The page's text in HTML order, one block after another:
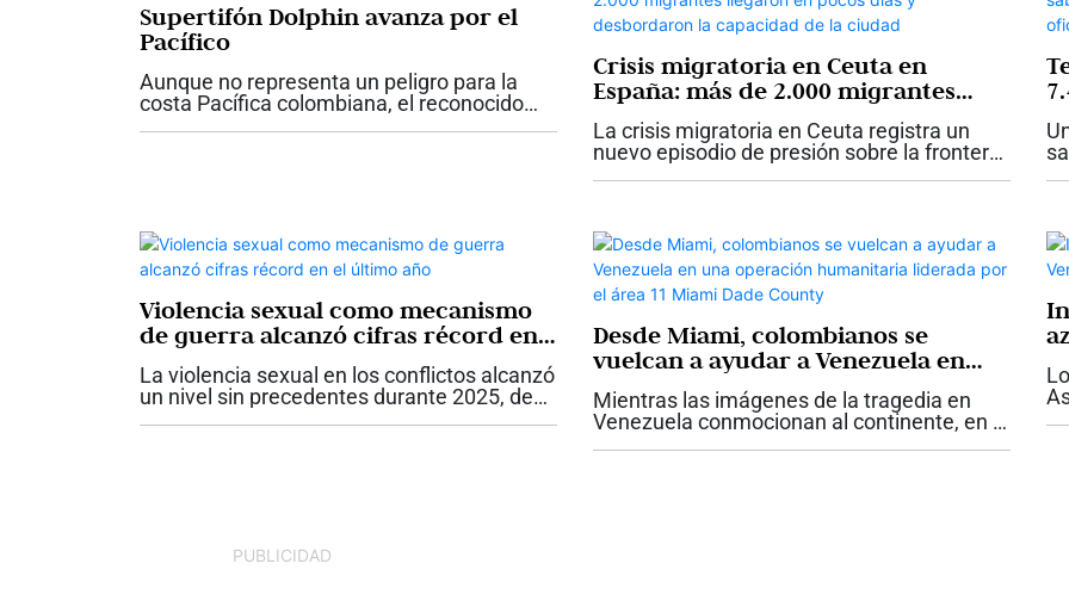
Supertifón Dolphin avanza por el
Pacífico
Aunque no representa un peligro para la
costa Pacífica colombiana, el reconocido
metereólogo colombiano Max Enríquez se
Crisis migratoria en Ceuta en
España: más de 2.000 migrantes
llegaron en pocos días y
desbordaron la capacidad de la
ciudad
La crisis migratoria en Ceuta registra un
nuevo episodio de presión sobre la frontera
Violencia sexual como mecanismo
de guerra alcanzó cifras récord en
el último año
La violencia sexual en los conflictos alcanzó
un nivel sin precedentes durante 2025, de
Desde Miami, colombianos se
vuelcan a ayudar a Venezuela en
una operación humanitaria
liderada por el área 11 Miami Dade
County
Mientras las imágenes de la tragedia en
Venezuela conmocionan al continente, en el
PUBLICIDAD